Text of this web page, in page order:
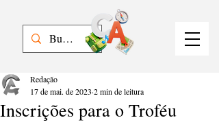
Inscrições para o Troféu
Redação
17 de mai. de 2023 2 min de leitura